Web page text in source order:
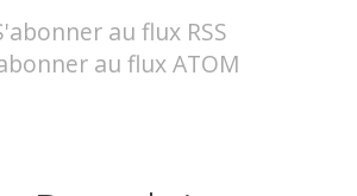
au flux RSS
au flux ATOM